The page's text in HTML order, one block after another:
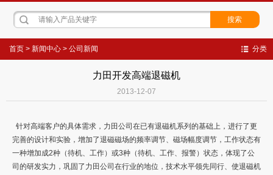
分类
首页 > 新闻中心 > 公司新闻
力田开发高端退磁机
2013-12-07
针对高端客户的具体需求，力田公司在已有退磁机系列的基础上，进行了更
完善的设计和实验，增加了退磁磁场的频率调节、磁场幅度调节，工作状态有
一种增加成2种（待机、工作）或3种（待机、工作、报警）状态，体现了公
司的研发实力，巩固了力田公司在行业的地位，技术水平领先同行、使退磁机